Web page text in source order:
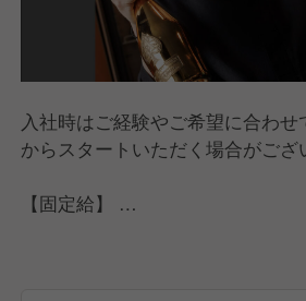
若いスタッフが多く自分で考え働
で、風通しが良くてフラットな
固定概念にとらわれることなく、
新入社員でも臆することなく、
ディアを発信してください♪
入社時はご経験やご希望に合わ
からスタートいただく場合がござ
【固定給】
※基本給＋役職手当＋固定残業